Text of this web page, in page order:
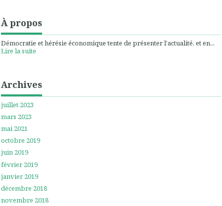
À propos
Démocratie et hérésie économique tente de présenter l'actualité, et en...
Lire la suite
Archives
juillet 2023
mars 2023
mai 2021
octobre 2019
juin 2019
février 2019
janvier 2019
décembre 2018
novembre 2018